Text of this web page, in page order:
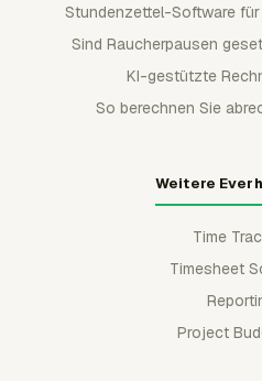
Stundenzettel-Software
Sind Raucherpausen
KI-gestützte
So berechnen Sie
Weitere
Time
Timesheet
Project